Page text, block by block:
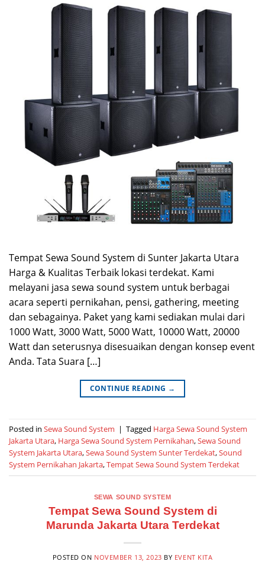
Tempat Sewa Sound System di Sunter Jakarta Utara
Harga & Kualitas Terbaik lokasi terdekat. Kami
melayani jasa sewa sound system untuk berbagai
acara seperti pernikahan, pensi, gathering, meeting
dan sebagainya. Paket yang kami sediakan mulai dari
1000 Watt, 3000 Watt, 5000 Watt, 10000 Watt, 20000
Watt dan seterusnya disesuaikan dengan konsep event
Anda. Tata Suara […]
CONTINUE READING →
Posted in Sewa Sound System | Tagged Harga Sewa Sound System
Jakarta Utara, Harga Sewa Sound System Pernikahan,Sewa Sound
System Jakarta Utara,Sewa Sound System Sunter Terdekat,Sound
System Pernikahan Jakarta,Tempat Sewa Sound System Terdekat
SEWA SOUND SYSTEM
Tempat Sewa Sound System di
Marunda Jakarta Utara Terdekat
POSTED ON NOVEMBER 13, 2023 BY EVENT KITA